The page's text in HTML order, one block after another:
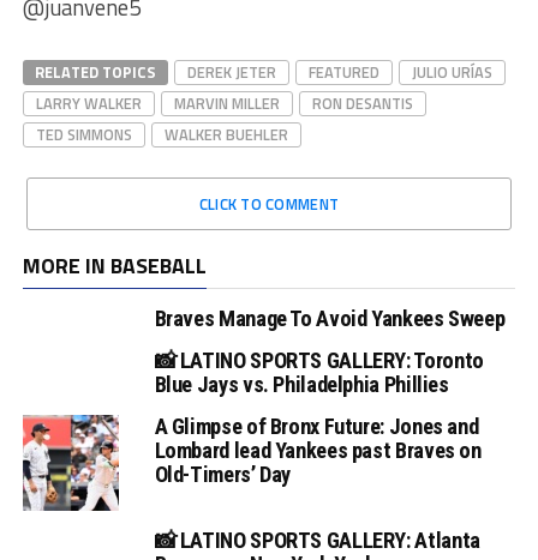
@juanvene5
RELATED TOPICS DEREK JETER FEATURED
JULIO URÍAS
LARRY WALKER
MARVIN MILLER
RON DESANTIS
TED SIMMONS
WALKER BUEHLER
CLICK TO COMMENT
MORE IN BASEBALL
Braves Manage To Avoid Yankees Sweep
📸 LATINO SPORTS GALLERY: Toronto
Blue Jays vs. Philadelphia Phillies
A Glimpse of Bronx Future: Jones and
Lombard lead Yankees past Braves on
Old-Timers’ Day
📸 LATINO SPORTS GALLERY: Atlanta